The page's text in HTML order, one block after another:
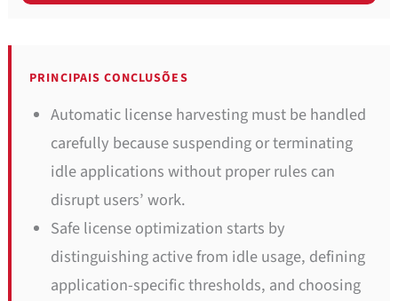
PRINCIPAIS CONCLUSÕES
Automatic license harvesting must be handled
carefully because suspending or terminating
idle applications without proper rules can
disrupt users’ work.
Safe license optimization starts by
distinguishing active from idle usage, defining
application-specific thresholds, and choosing